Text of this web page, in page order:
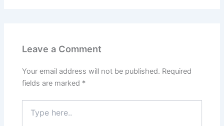
Leave a Comment
Your email address will not be published. Required
fields are marked *
here..